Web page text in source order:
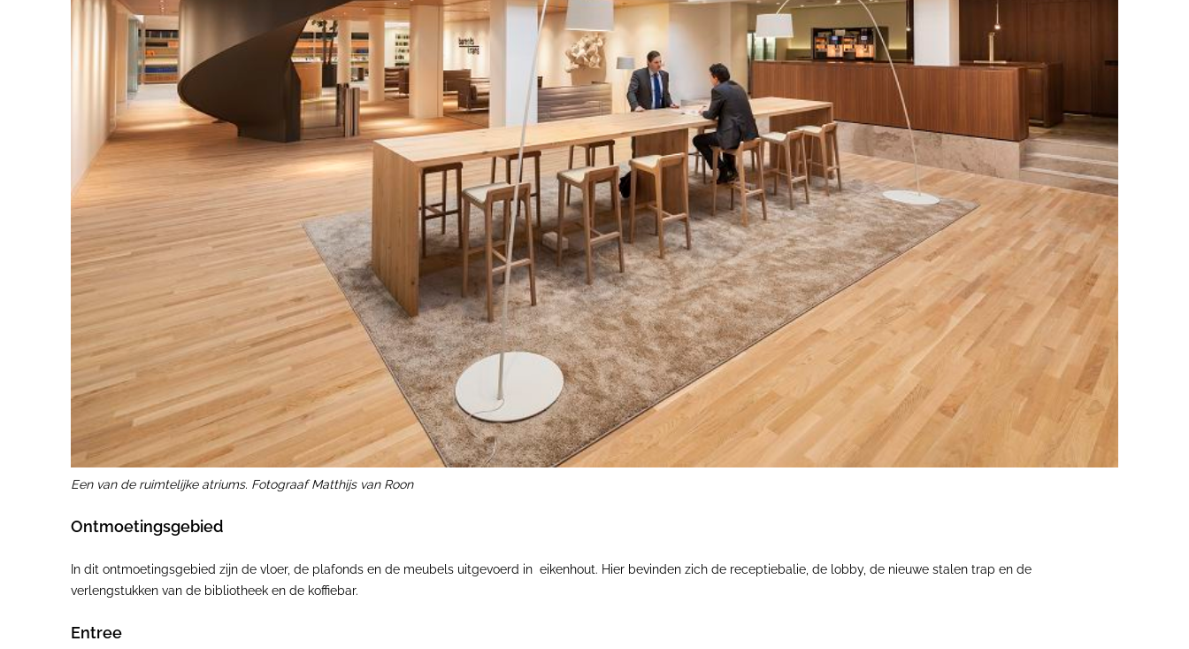
Een van de ruimtelijke atriums. Fotograaf Matthijs van Roon
Ontmoetingsgebied
In dit ontmoetingsgebied zijn de vloer, de plafonds en de meubels uitgevoerd in eikenhout. Hier bevinden zich de receptiebalie, de lobby, de nieuwe stalen trap en de
verlengstukken van de bibliotheek en de koffiebar.
Entree